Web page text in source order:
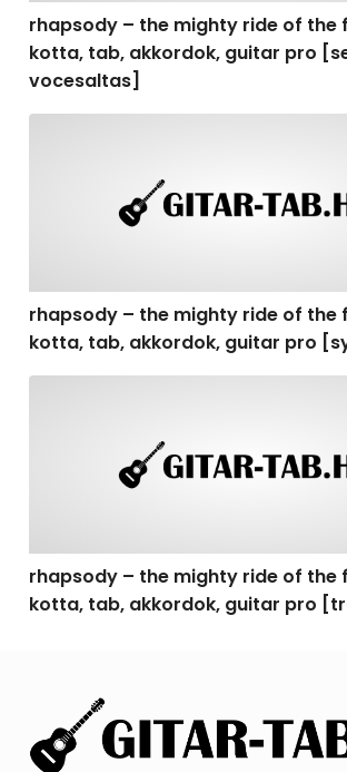
rhapsody – the mighty ride of the
kotta, tab, akkordok, guitar pro
vocesaltas]
rhapsody – the mighty ride of the
kotta, tab, akkordok, guitar pro
rhapsody – the mighty ride of the
kotta, tab, akkordok, guitar pro